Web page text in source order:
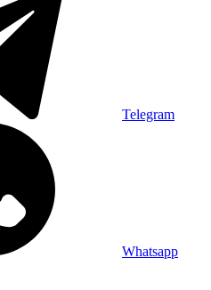
Telegram
Whatsapp